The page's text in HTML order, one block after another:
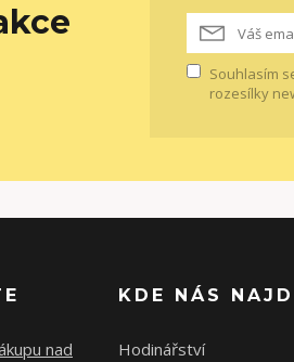
Souhlasím
rozesílky
nad
KDE NÁS
Hodinářství